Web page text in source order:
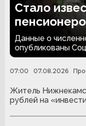
Стало
России
Данные о
опубликованы
07:00 07.08.2026
Житель
рублей на